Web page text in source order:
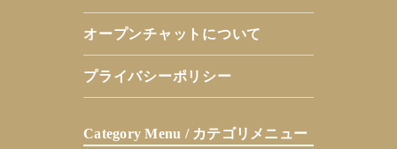
オープンチャットについて
プライバシーポリシー
Category Menu / カテゴリメニュー